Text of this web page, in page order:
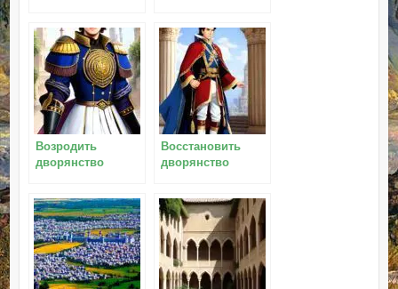
Возродить
дворянство
Восстановить
дворянство